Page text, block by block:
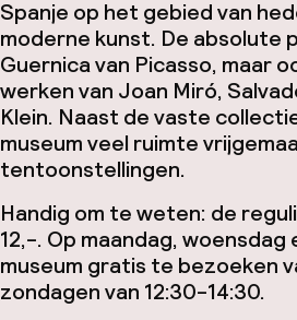
Spanje op het gebied van
moderne kunst. De absolute
Guernica van Picasso, maar
werken van Joan Miró,
Klein. Naast de vaste
museum veel ruimte
tentoonstellingen.
Handig om te weten: de
12,-. Op maandag,
museum gratis te bezoeken
zondagen van 12:30-14:30.